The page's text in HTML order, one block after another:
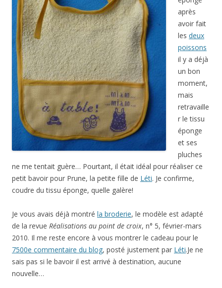
après
avoir fait
les deux
poissons
il y a déjà
un bon
moment,
mais
retravaille
r le tissu
éponge
et ses
pluches
ne me tentait guère… Pourtant, il était idéal pour réaliser ce
petit bavoir pour Prune, la petite fille de Léti. Je confirme,
coudre du tissu éponge, quelle galère!
Je vous avais déjà montré la broderie, le modèle est adapté
de la revue Réalisations au point de croix, n° 5, février-mars
2010. Il me reste encore à vous montrer le cadeau pour le
7500e commentaire du blog, posté justement par Léti.Je ne
sais pas si le bavoir il est arrivé à destination, aucune
nouvelle…